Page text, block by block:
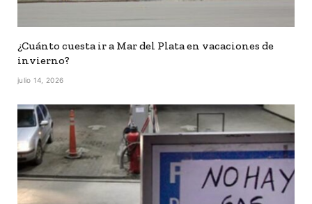
¿Cuánto cuesta ir a Mar del Plata en vacaciones de
invierno?
julio 14, 2026